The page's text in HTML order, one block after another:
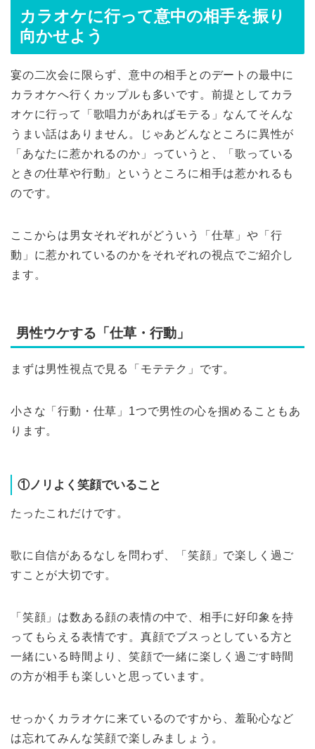
カラオケに行って意中の相手を振り
向かせよう
宴の二次会に限らず、意中の相手とのデートの最中に
カラオケへ行くカップルも多いです。前提としてカラ
オケに行って「歌唱力があればモテる」なんてそんな
うまい話はありません。じゃあどんなところに異性が
「あなたに惹かれるのか」っていうと、「歌っている
ときの仕草や行動」というところに相手は惹かれるも
のです。
ここからは男女それぞれがどういう「仕草」や「行
動」に惹かれているのかをそれぞれの視点でご紹介し
ます。
男性ウケする「仕草・行動」
まずは男性視点で見る「モテテク」です。
小さな「行動・仕草」1つで男性の心を掴めることもあ
ります。
①ノリよく笑顔でいること
たったこれだけです。
歌に自信があるなしを問わず、「笑顔」で楽しく過ご
すことが大切です。
「笑顔」は数ある顔の表情の中で、相手に好印象を持
ってもらえる表情です。真顔でブスっとしている方と
一緒にいる時間より、笑顔で一緒に楽しく過ごす時間
の方が相手も楽しいと思っています。
せっかくカラオケに来ているのですから、羞恥心など
は忘れてみんな笑顔で楽しみましょう。